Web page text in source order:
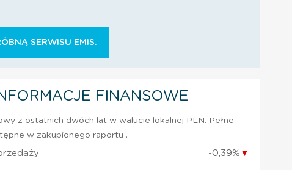
SERWISU EMIS.
FINANSOWE
z ostatnich dwóch lat w walucie lokalnej PLN. Pełne
w zakupionego raportu .
-0,39% ▼